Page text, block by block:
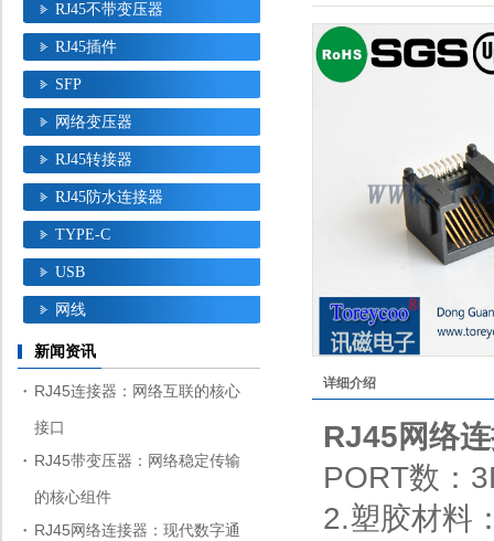
RJ45不带变压器
RJ45插件
SFP
网络变压器
RJ45转接器
RJ45防水连接器
TYPE-C
USB
网线
新闻资讯
RJ45连接器：网络互联的核心
接口
RJ45带变压器：网络稳定传输
的核心组件
RJ45网络连接器：现代数字通
详细介绍
RJ45网络
PORT数：
2.塑胶材料